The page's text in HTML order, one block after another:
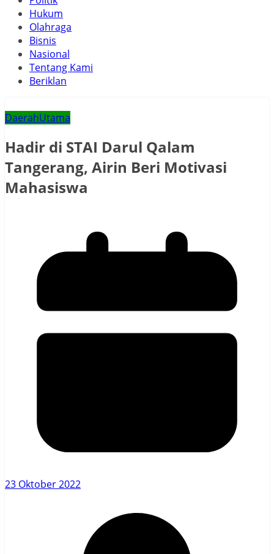
Hukum
Olahraga
Bisnis
Nasional
Tentang Kami
Beriklan
DaerahUtama
Hadir di STAI Darul Qalam
Tangerang, Airin Beri Motivasi
Mahasiswa
23 Oktober 2022